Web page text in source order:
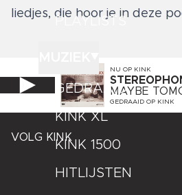
PLAYLISTS
GEDRAAID
KINK XL
KINK 1500
HITLIJSTEN
liedjes, die hoor je in deze
NU OP KINK
MAYBE
GEDRAAID OP KINK
VOLG KINK